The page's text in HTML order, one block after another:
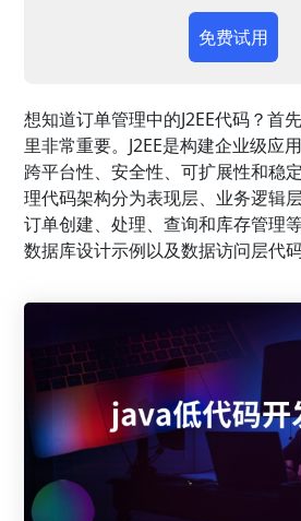
免费试用
想知道订单管理中的J2EE代码？首
里非常重要。J2EE是构建企业级应
跨平台性、安全性、可扩展性和稳
理代码架构分为表现层、业务逻辑
订单创建、处理、查询和库存管理
数据库设计示例以及数据访问层代码